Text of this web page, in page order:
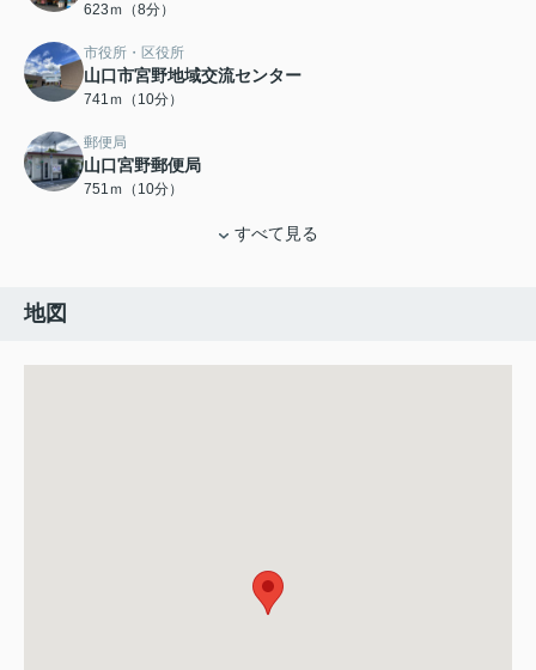
623ｍ（8分）
市役所・区役所
山口市宮野地域交流センター
741ｍ（10分）
郵便局
山口宮野郵便局
751ｍ（10分）
すべて見る
地図